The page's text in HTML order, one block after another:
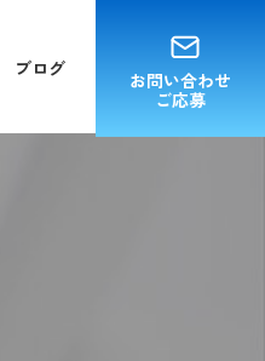
ブログ
お問い合わせ
ご応募